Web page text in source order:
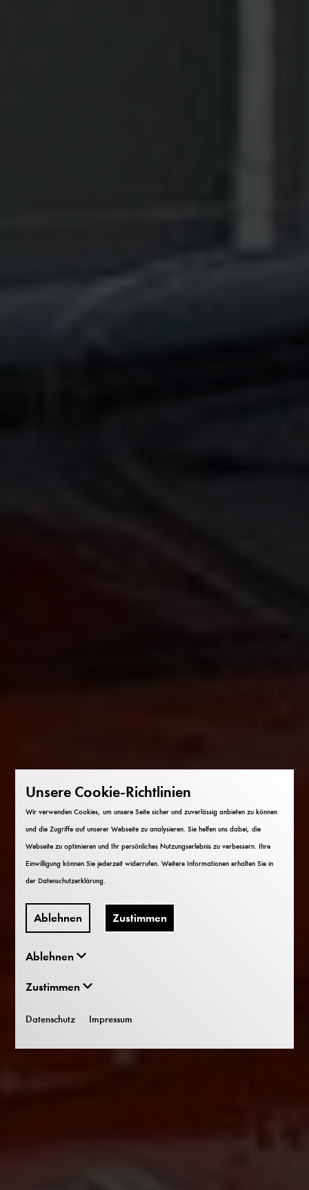
Unsere Cookie-Richtlinien
Wir verwenden Cookies, um unsere Seite sicher und zuverlässig anbieten zu können
und die Zugriffe auf unserer Webseite zu analysieren. Sie helfen uns dabei, die
Webseite zu optimieren und Ihr persönliches Nutzungserlebnis zu verbessern. Ihre
Einwilligung können Sie jederzeit widerrufen. Weitere Informationen erhalten Sie in
derDatenschutzerklärung
Ablehnen Zustimmen
Ablehnen
Zustimmen
Datenschutz Impressum